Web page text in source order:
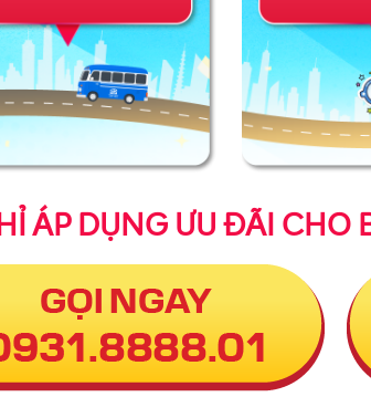
ÁP DỤNG ƯU ĐÃI CHO